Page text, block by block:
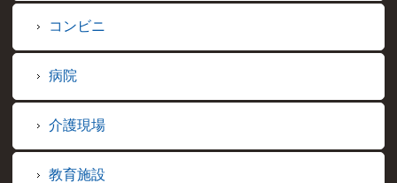
コンビニ
病院
介護現場
教育施設